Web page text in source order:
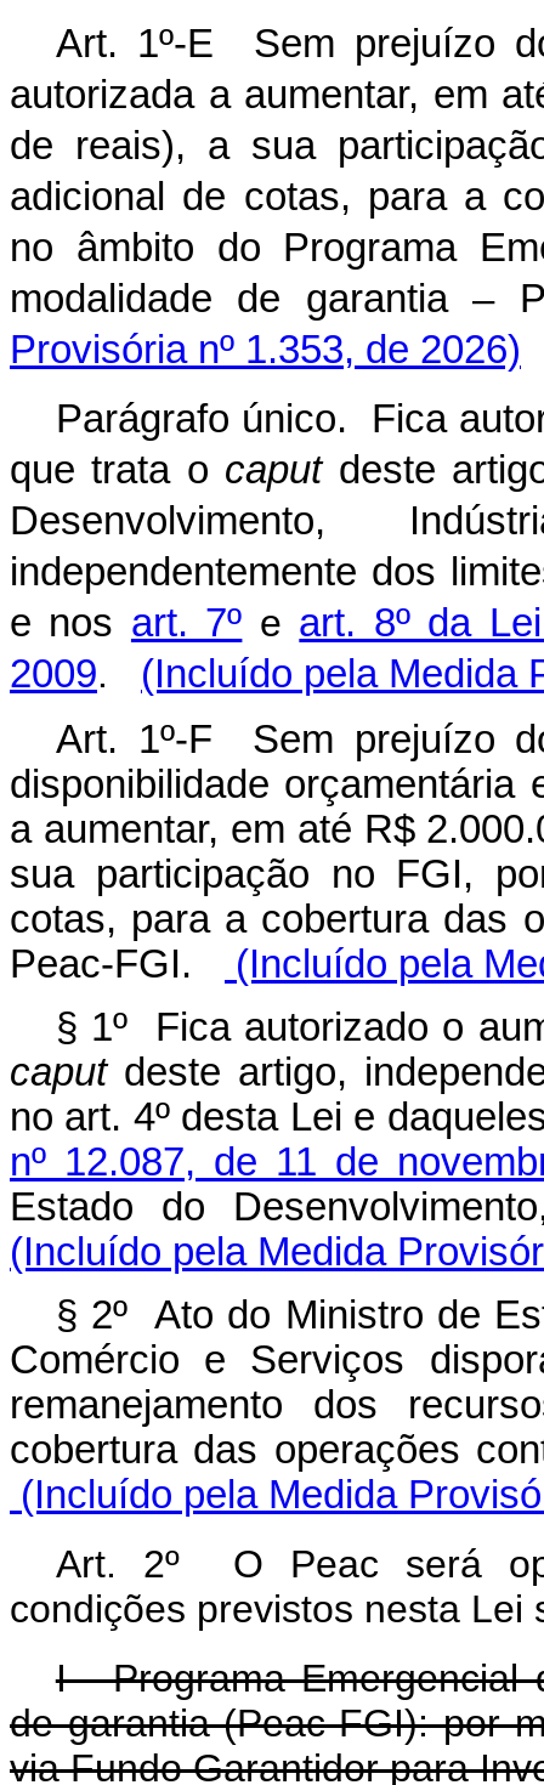
Art. 1º-E Sem prejuízo
autorizada a aumentar, em
de reais), a sua
adicional de cotas, para a
no âmbito do Programa
modalidade de garantia
Provisória nº 1.353, de 2026)
Parágrafo único. Fica
que trata o caputdeste
Desenvolvimento,
independentemente dos
e nos art. 7º e art. 8º da
2009.
(Incluído pela Medida
Art. 1º-F Sem prejuízo
disponibilidade
a aumentar, em até R$
sua participação no FGI,
cotas, para a cobertura das
Peac-FGI.
(Incluído pela
§ 1º Fica autorizado o
caputdeste artigo,
no art. 4º desta Lei e
nº 12.087, de 11 de
Estado do
(Incluído pela Medida
§ 2º Ato do Ministro de
Comércio e Serviços
remanejamento dos
cobertura das operações
(Incluído pela Medida
Art. 2º O Peac será
condições previstos nesta
I - Programa Emergencial
de garantia (Peac-FGI): por
via Fundo Garantidor para